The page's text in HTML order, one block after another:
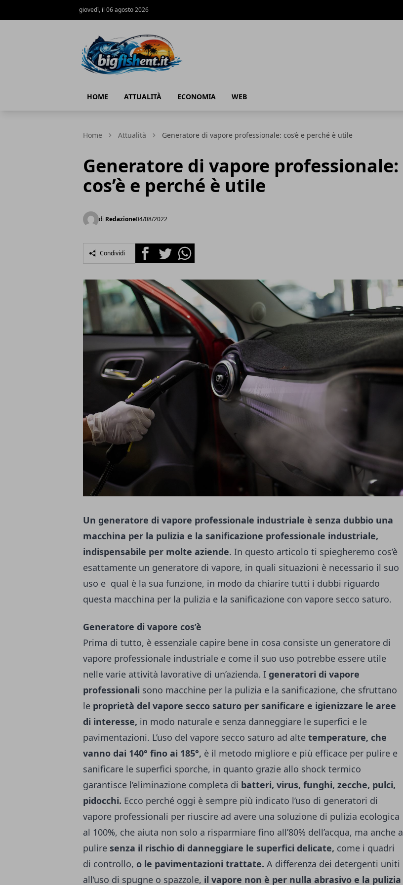
giovedì, il 06 agosto 2026
HOME ATTUALITÀ ECONOMIA WEB
Home Attualità Generatore di vapore professionale: cos’è e perché è utile
Generatore di vapore professionale:
cos’è e perché è utile
di Redazione04/08/2022
Condividi FacebookTwitterWhatsapp
Un generatore di vapore professionale industriale è senza dubbio una
macchina per la pulizia e la sanificazione professionale industriale,
indispensabile per molte aziende. In questo articolo ti spiegheremo cos’è
esattamente un generatore di vapore, in quali situazioni è necessario il suo
uso e qual è la sua funzione, in modo da chiarire tutti i dubbi riguardo
questa macchina per la pulizia e la sanificazione con vapore secco saturo.
Generatore di vapore cos’è
Prima di tutto, è essenziale capire bene in cosa consiste un generatore di
vapore professionale industriale e come il suo uso potrebbe essere utile
nelle varie attività lavorative di un’azienda. I generatori di vapore
professionali sono macchine per la pulizia e la sanificazione, che sfruttano
le proprietà del vapore secco saturo per sanificare e igienizzare le aree
di interesse, in modo naturale e senza danneggiare le superfici e le
pavimentazioni. L’uso del vapore secco saturo ad alte temperature, che
vanno dai 140° fino ai 185°, è il metodo migliore e più efficace per pulire e
sanificare le superfici sporche, in quanto grazie allo shock termico
garantisce l’eliminazione completa di batteri, virus, funghi, zecche, pulci,
pidocchi. Ecco perché oggi è sempre più indicato l’uso di generatori di
vapore professionali per riuscire ad avere una soluzione di pulizia ecologica
al 100%, che aiuta non solo a risparmiare fino all’80% dell’acqua, ma anche a
pulire senza il rischio di danneggiare le superfici delicate, come i quadri
di controllo, o le pavimentazioni trattate. A differenza dei detergenti uniti
all’uso di spugne o spazzole, il vapore non è per nulla abrasivo e la pulizia